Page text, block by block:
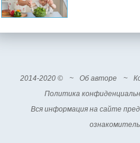
2014-2020 © ~ Об авторе ~
Политика
Вся информация на сайте